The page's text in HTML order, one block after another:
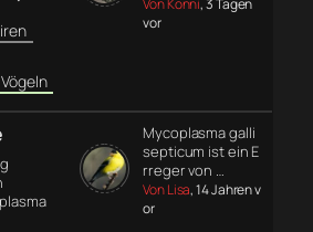
vor
Mycoplasma galli
septicum ist ein E
rreger von …
Von Lisa, 14 Jahren v
or